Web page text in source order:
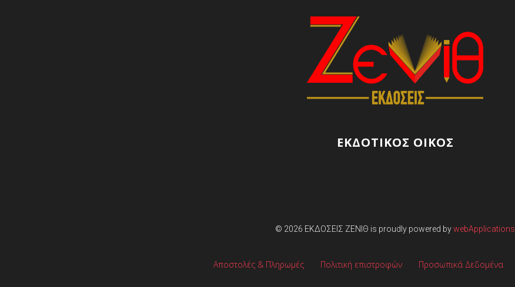
ΕΚΔΟΤΙΚΟΣ ΟΙΚΟΣ
© 2026 ΕΚΔΌΣΕΙΣ ΖΕΝΊΘ is proudly powered bywebApplications
Αποστολές & Πληρωμές Πολιτική επιστροφών Προσωπικά Δεδομένα